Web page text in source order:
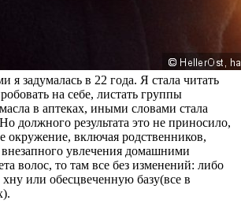
я задумалась в 22 года. Я стала читать
на себе, листать группы
в аптеках, иными словами стала
должного результата это не приносило,
окружение, включая родственников,
увлечения домашними
волос, то там все без изменений: либо
или обесцвеченную базу(все в